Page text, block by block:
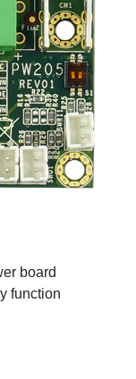
board
function